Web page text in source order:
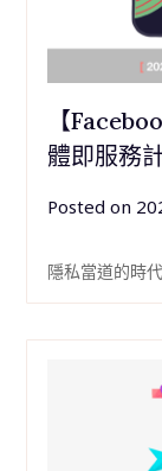
【
體即服務
Posted on
隱私當道的時